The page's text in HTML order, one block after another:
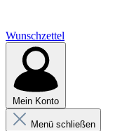
Wunschzettel
Mein Konto
Menü schließen